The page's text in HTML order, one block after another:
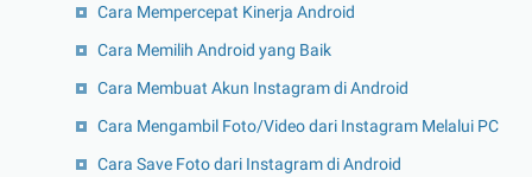
Cara Mempercepat Kinerja Android
Cara Memilih Android yang Baik
Cara Membuat Akun Instagram di Android
Cara Mengambil Foto/Video dari Instagram Melalui PC
Cara Save Foto dari Instagram di Android